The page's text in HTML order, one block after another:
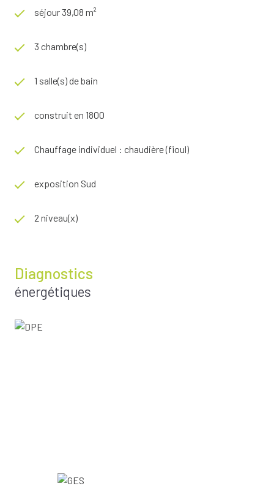
séjour 39,08 m²
3 chambre(s)
1 salle(s) de bain
construit en 1800
Chauffage individuel : chaudière (fioul)
exposition Sud
2 niveau(x)
Diagnostics
énergétiques